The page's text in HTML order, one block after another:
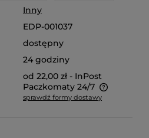
Inny
EDP-001037
dostępny
24 godziny
od 22,00 zł - InPost
Paczkomaty 24/7
wymiary produktu,
sprawdź formy dostawy